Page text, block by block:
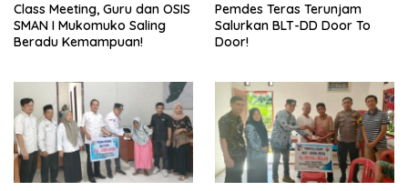
Class Meeting, Guru dan OSIS
SMAN I Mukomuko Saling
Beradu Kemampuan!
Pemdes Teras Terunjam
Salurkan BLT-DD Door To
Door!